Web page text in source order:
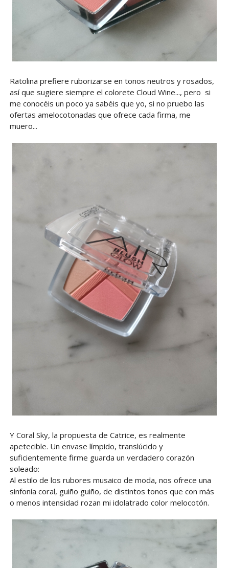
Ratolina prefiere ruborizarse en tonos neutros y rosados,
así que sugiere siempre el colorete Cloud Wine..., pero si
me conocéis un poco ya sabéis que yo, si no pruebo las
ofertas amelocotonadas que ofrece cada firma, me
muero...
Y Coral Sky, la propuesta de Catrice, es realmente
apetecible. Un envase límpido, translúcido y
suficientemente firme guarda un verdadero corazón
soleado:
Al estilo de los rubores musaico de moda, nos ofrece una
sinfonía coral, guiño guiño, de distintos tonos que con más
o menos intensidad rozan mi idolatrado color melocotón.